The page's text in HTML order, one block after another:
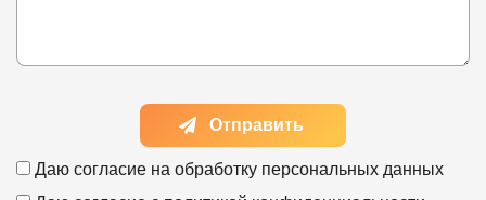
Отправить
Даю согласие на обработку персональных данных